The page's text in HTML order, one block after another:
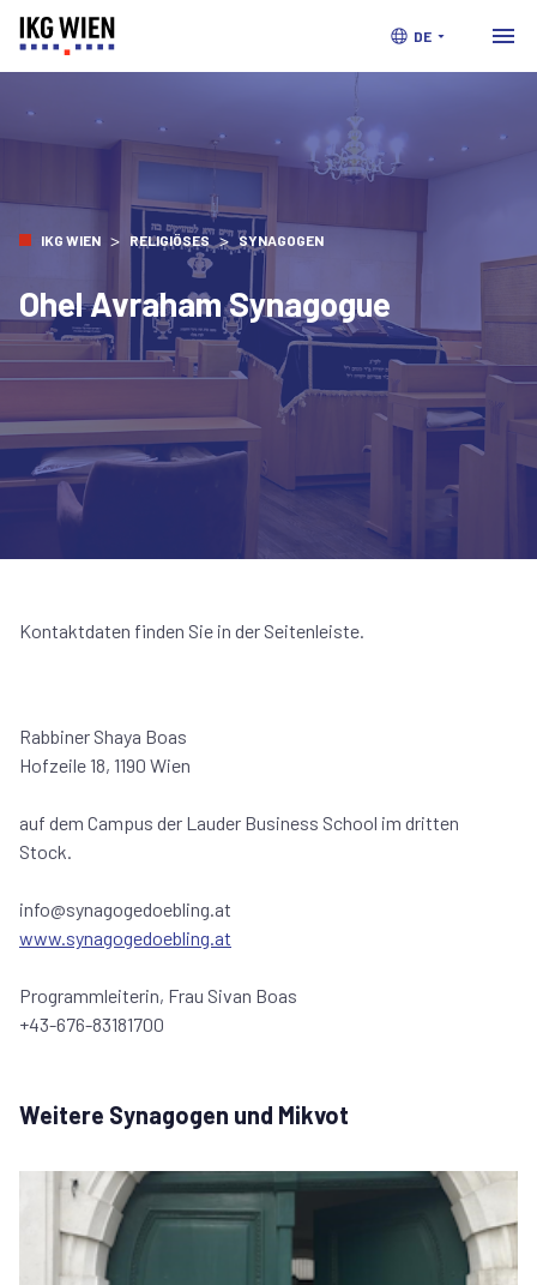
DE
IKG WIEN > RELIGIÖSES > SYNAGOGEN
Ohel Avraham Synagogue
Kontaktdaten finden Sie in der Seitenleiste.
Rabbiner Shaya Boas
Hofzeile 18, 1190 Wien
auf dem Campus der Lauder Business School im dritten
Stock.
info@synagogedoebling.at
www.synagogedoebling.at
Programmleiterin, Frau Sivan Boas
+43-676-83181700
Weitere Synagogen und Mikvot